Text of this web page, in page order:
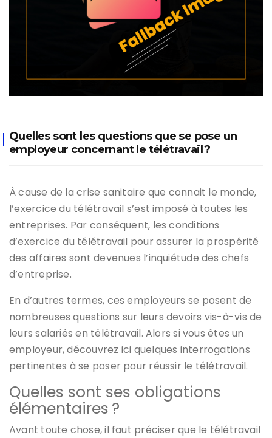
Quelles sont les questions que se pose un
employeur concernant le télétravail ?
À cause de la crise sanitaire que connait le monde,
l’exercice du télétravail s’est imposé à toutes les
entreprises. Par conséquent, les conditions
d’exercice du télétravail pour assurer la prospérité
des affaires sont devenues l’inquiétude des chefs
d’entreprise.
En d’autres termes, ces employeurs se posent de
nombreuses questions sur leurs devoirs vis-à-vis de
leurs salariés en télétravail. Alors si vous êtes un
employeur, découvrez ici quelques interrogations
pertinentes à se poser pour réussir le télétravail.
Quelles sont ses obligations
élémentaires ?
Avant toute chose, il faut préciser que le télétravail